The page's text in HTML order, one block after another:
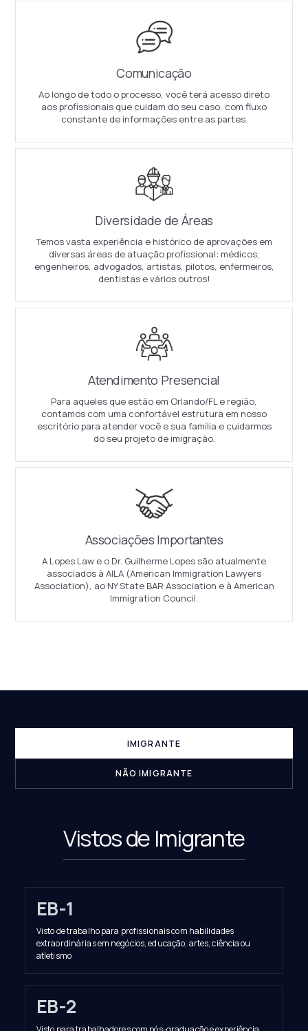
Comunicação
Ao longo de todo o processo, você terá acesso direto
aos profissionais que cuidam do seu caso, com fluxo
constante de informações entre as partes.
Diversidade de Áreas
Temos vasta experiência e histórico de aprovações em
diversas áreas de atuação profissional: médicos,
engenheiros, advogados, artistas, pilotos, enfermeiros,
dentistas e vários outros!
Atendimento Presencial
Para aqueles que estão em Orlando/FL e região,
contamos com uma confortável estrutura em nosso
escritório para atender você e sua família e cuidarmos
do seu projeto de imigração.
Associações Importantes
A Lopes Law e o Dr. Guilherme Lopes são atualmente
associados à AILA (American Immigration Lawyers
Association), ao NY State BAR Association e à American
Immigration Council.
IMIGRANTE
NÃO IMIGRANTE
Vistos de Imigrante
EB-1
Visto de trabalho para profissionais com habilidades
extraordinárias em negócios, educação, artes, ciência ou
atletismo
EB-2